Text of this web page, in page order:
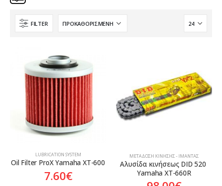
Κατηγορίες
Προϊόν Προέλευση
Aftermarket
FILTER
LUBRICATION SYSTEM
Oil Filter ProX Yamaha XT-600
7.60€
ΜΕΤΆΔΟΣΗ ΚΊΝΗΣΗΣ - ΙΜΆΝΤΑΣ
Αλυσίδα κινήσεως DID 520
Yamaha XT-660R